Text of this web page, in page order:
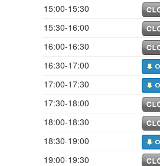
15:00-15:30
15:30-16:00
16:00-16:30
16:30-17:00
17:00-17:30
17:30-18:00
18:00-18:30
18:30-19:00
19:00-19:30